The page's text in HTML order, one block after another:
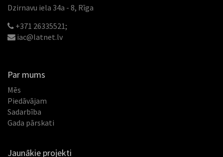
Dzirnavu iela 34a - 8, Rīga
+371 26335521;
iac@latnet.lv
Par mums
Mēs
Piedāvājam
Sadarbība
Gada pārskati
Jaunākie projekti